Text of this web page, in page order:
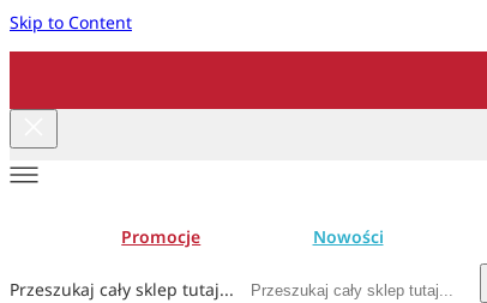
Skip to Content
Promocje Nowości
Przeszukaj cały sklep tutaj...